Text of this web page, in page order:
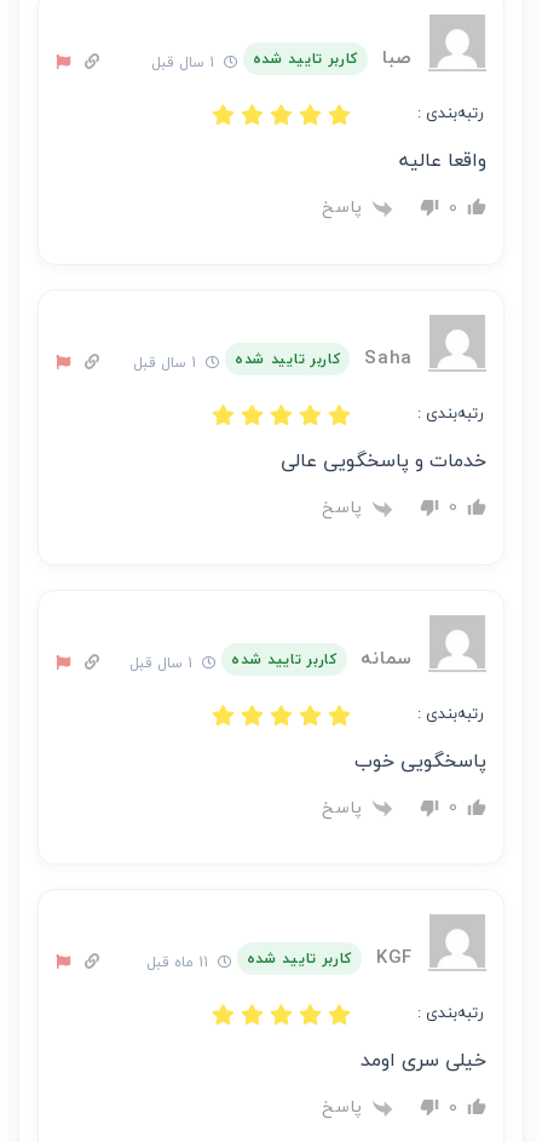
صبا کاربر تایید شده
رتبه‌بندی :
واقعا عالیه
0 پاسخ
Saha کاربر تایید شده
رتبه‌بندی :
خدمات و پاسخگویی عالی
0 پاسخ
سمانه کاربر تایید شده
رتبه‌بندی :
پاسخگویی خوب
0 پاسخ
KGF کاربر تایید شده
رتبه‌بندی :
خیلی سری اومد
0 پاسخ